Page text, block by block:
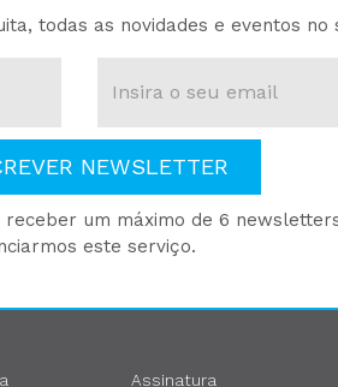
todas as novidades e eventos
NEWSLETTER
um máximo de 6
este serviço.
Assinatura